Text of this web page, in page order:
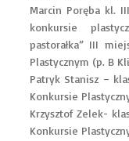
Marcin Poręba kl.
konkursie
pastorałka” III
Plastycznym (p. B
Patryk Stanisz –
Konkursie
Krzysztof Zelek-
Konkursie